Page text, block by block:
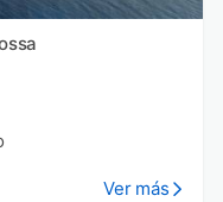
Ver más